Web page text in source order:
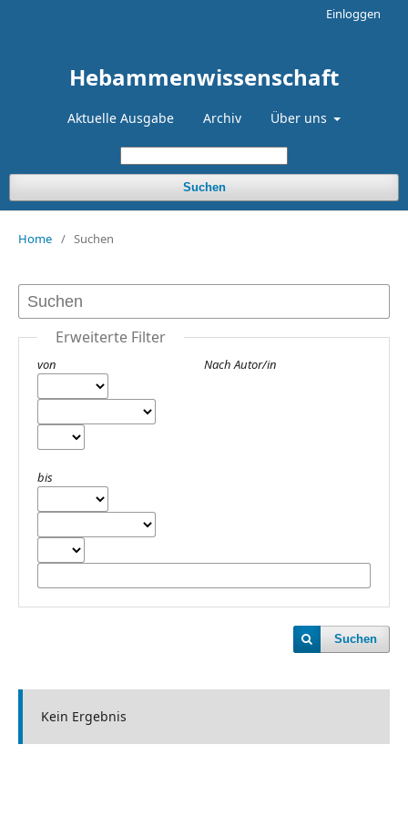
Hebammenwissenschaft
Aktuelle Ausgabe Archiv Über uns
Suchen
Einloggen
Home / Suchen
Erweiterte Filter
von
bis
Nach Autor/in
Suchen
Kein Ergebnis